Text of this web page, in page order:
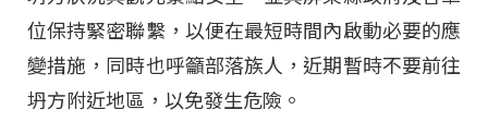
位保持緊密聯繫，以便在最短時間內啟動必要的應
變措施，同時也呼籲部落族人，近期暫時不要前往
坍方附近地區，以免發生危險。